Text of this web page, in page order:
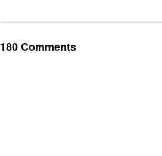
180 Comments